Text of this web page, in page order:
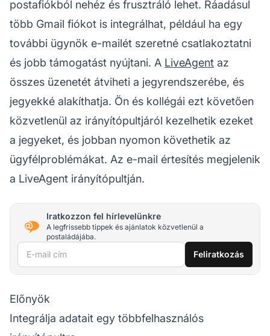
postafiókból nehéz és frusztráló lehet. Ráadásul
több Gmail fiókot is integrálhat, például ha egy
további ügynök e-mailét szeretné csatlakoztatni
és jobb támogatást nyújtani. A LiveAgent az
összes üzenetét átviheti a jegyrendszerébe, és
jegyekké alakíthatja. Ön és kollégái ezt követően
közvetlenül az irányítópultjáról kezelhetik ezeket
a jegyeket, és jobban nyomon követhetik az
ügyfélproblémákat. Az e-mail értesítés megjelenik
a LiveAgent irányítópultján.
Iratkozzon fel hírlevelünkre
A legfrissebb tippek és ajánlatok közvetlenül a
postaládájába.
E-mail cím Feliratkozás
Előnyök
Integrálja adatait egy többfelhasználós